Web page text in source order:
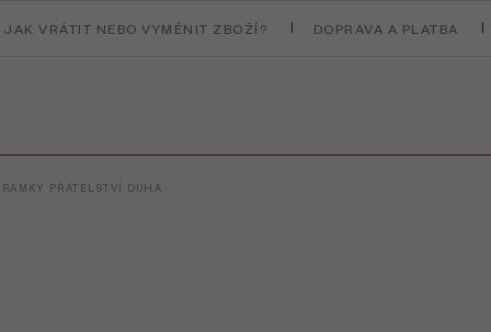
JAK VRÁTIT NEBO VYMĚNIT ZBOŽÍ? DOPRAVA A PLATBA
PŘÁTELSTVÍ DUHA